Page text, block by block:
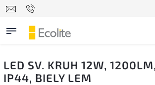
LED SV. KRUH 12W,
IP44, BIELY LEM